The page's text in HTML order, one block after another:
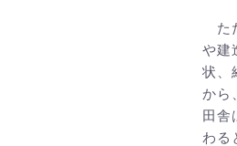
た
や建
状、
から
田舎
わる